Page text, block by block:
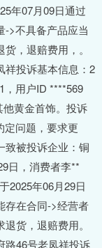
年07月09日通过
->不具备产品应当
，退赔费用，。
祥投诉基本信息：2
，用户ID ****569
黄金首饰。投诉
定问题，要求更
致被投诉企业：铜
日，消费者李**
2025年06月29日
存在合同->经营者
货，退赔费用。
路46号老凤祥投诉